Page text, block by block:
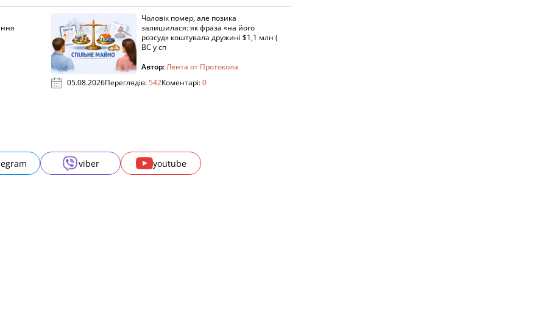
Чоловік помер, але позика
залишилася: як фраза «на його
розсуд» коштувала дружині $1,1 млн (
ВС у сп
Автор:Лента от Протокола
05.08.2026Переглядів:542Коментарі:0
viber youtube